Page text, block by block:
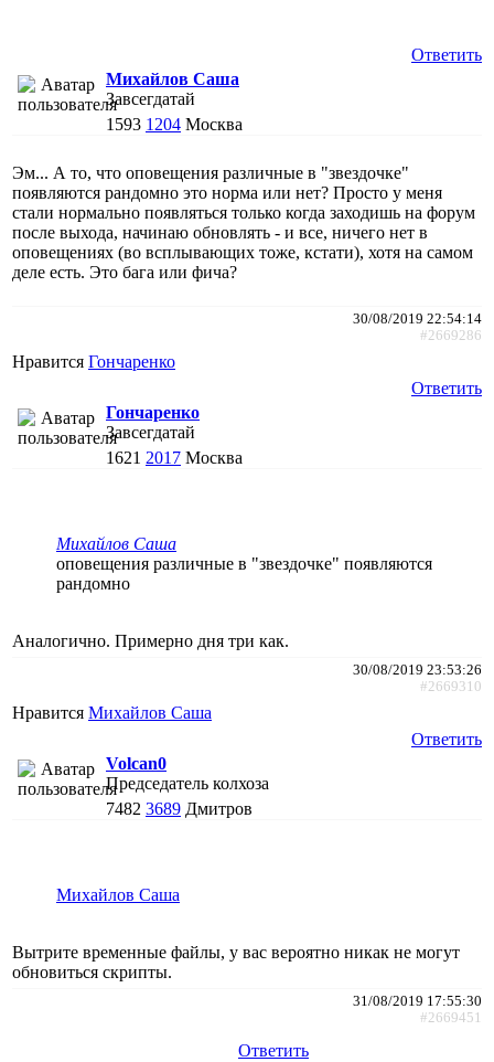
Ответить
Михайлов Саша
Завсегдатай
1593 1204 Москва
Эм... А то, что оповещения различные в "звездочке"
появляются рандомно это норма или нет? Просто у меня
стали нормально появляться только когда заходишь на форум
после выхода, начинаю обновлять - и все, ничего нет в
оповещениях (во всплывающих тоже, кстати), хотя на самом
деле есть. Это бага или фича?
30/08/2019 22:54:14
#2669286
Нравится Гончаренко
Ответить
Гончаренко
Завсегдатай
1621 2017 Москва
Михайлов Саша
оповещения различные в "звездочке" появляются
рандомно
Аналогично. Примерно дня три как.
30/08/2019 23:53:26
#2669310
Нравится Михайлов Саша
Ответить
Volcan0
Председатель колхоза
7482 3689 Дмитров
Михайлов Саша
Вытрите временные файлы, у вас вероятно никак не могут
обновиться скрипты.
31/08/2019 17:55:30
#2669451
Ответить